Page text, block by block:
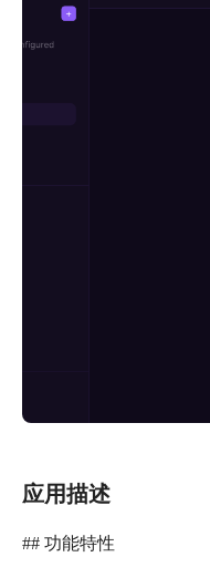
应用描述
## 功能特性